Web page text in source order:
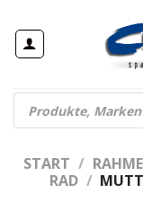
Inhalt
springen
Products
search
START /
RAD /